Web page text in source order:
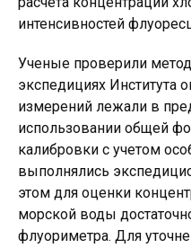
интенсивностей
Ученые проверили
экспедициях Института
измерений лежали в
использовании общей
калибровки с учетом
выполнялись
этом для оценки
морской воды
флуориметра. Для